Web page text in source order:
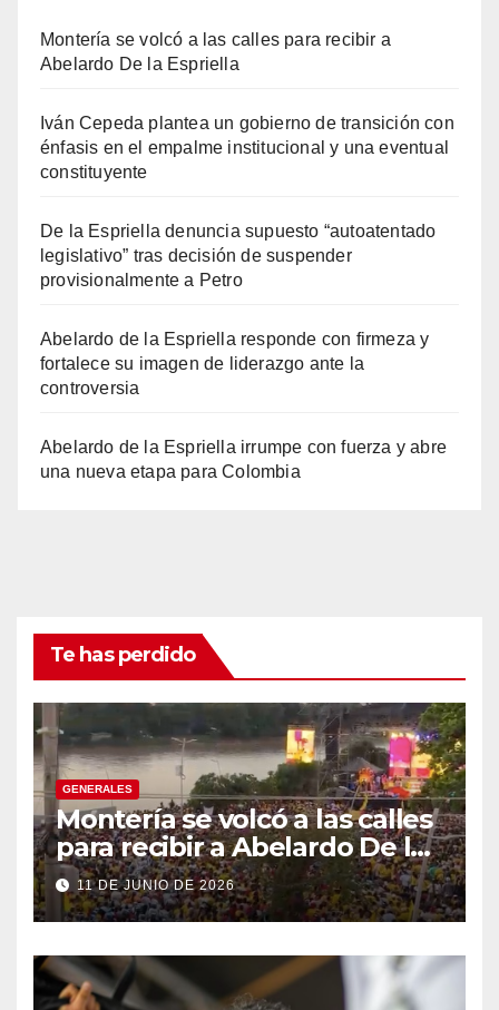
Montería se volcó a las calles para recibir a
Abelardo De la Espriella
Iván Cepeda plantea un gobierno de transición con
énfasis en el empalme institucional y una eventual
constituyente
De la Espriella denuncia supuesto “autoatentado
legislativo” tras decisión de suspender
provisionalmente a Petro
Abelardo de la Espriella responde con firmeza y
fortalece su imagen de liderazgo ante la
controversia
Abelardo de la Espriella irrumpe con fuerza y abre
una nueva etapa para Colombia
Te has perdido
GENERALES
Montería se volcó a las calles
para recibir a Abelardo De la
Espriella
11 DE JUNIO DE 2026